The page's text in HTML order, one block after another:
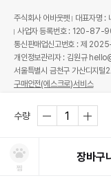
수량
찜
장바구
주식회사 어바웃펫
대표자명 :
사업자 등록번호 : 120-
통신판매업신고번호 : 제
개인정보관리자 : 김원규
서울특별시 금천구 가산디지
구매안전(에스크로)서비스